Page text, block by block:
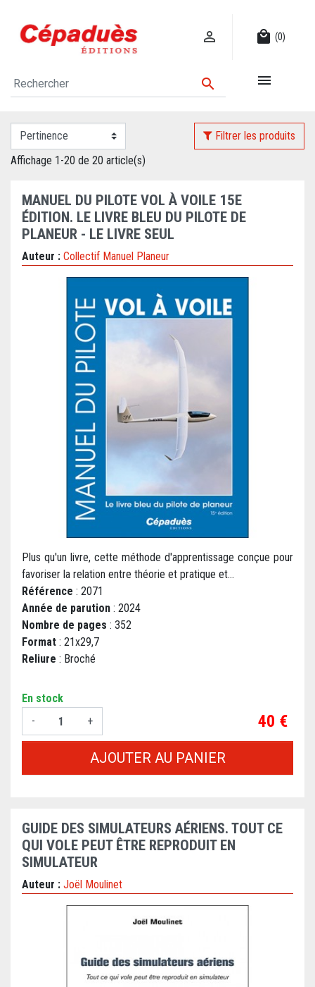
 local_mall (0)
 
Filtrer les produits
Affichage 1-20 de 20 article(s)
MANUEL DU PILOTE VOL À VOILE 15E
ÉDITION. LE LIVRE BLEU DU PILOTE DE
PLANEUR - LE LIVRE SEUL
Auteur : Collectif Manuel Planeur
Plus qu'un livre, cette méthode d'apprentissage conçue pour
favoriser la relation entre théorie et pratique et...
Référence : 2071
Année de parution : 2024
Nombre de pages : 352
Format : 21x29,7
Reliure : Broché
En stock
-
+ Prix
40 €
AJOUTER AU PANIER
GUIDE DES SIMULATEURS AÉRIENS. TOUT CE
QUI VOLE PEUT ÊTRE REPRODUIT EN
SIMULATEUR
Auteur : Joël Moulinet